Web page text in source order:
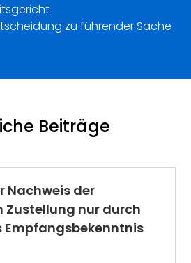
zu führender Sache
Beiträge
Nachweis der
Zustellung nur durch
Empfangsbekenntnis